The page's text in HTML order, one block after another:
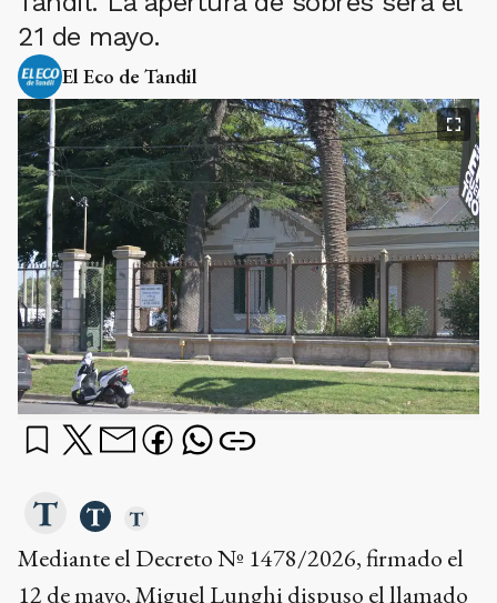
21 de mayo.
El Eco de Tandil
Mediante el Decreto Nº 1478/2026, firmado el
12 de mayo, Miguel Lunghi dispuso el llamado